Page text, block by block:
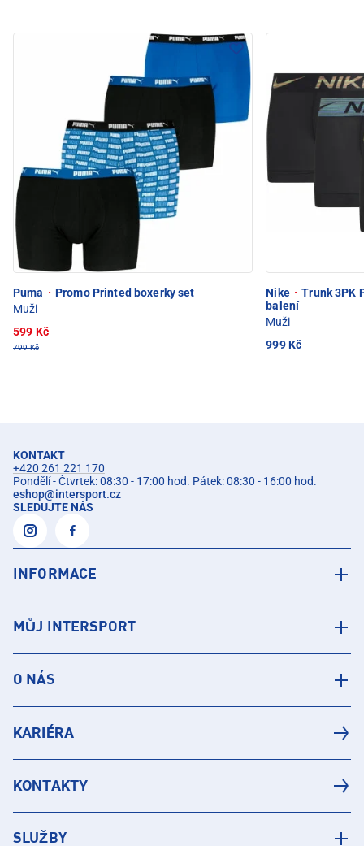
Puma · Promo Printed boxerky set
Muži
599 Kč
799 Kč
Nike · Trunk 3PK
balení
Muži
999 Kč
KONTAKT
+420 261 221 170
Pondělí - Čtvrtek: 08:30 - 17:00 hod. Pátek: 08:30 - 16:00 hod.
eshop@intersport.cz
SLEDUJTE NÁS
INFORMACE
MŮJ INTERSPORT
O NÁS
KARIÉRA
KONTAKTY
SLUŽBY